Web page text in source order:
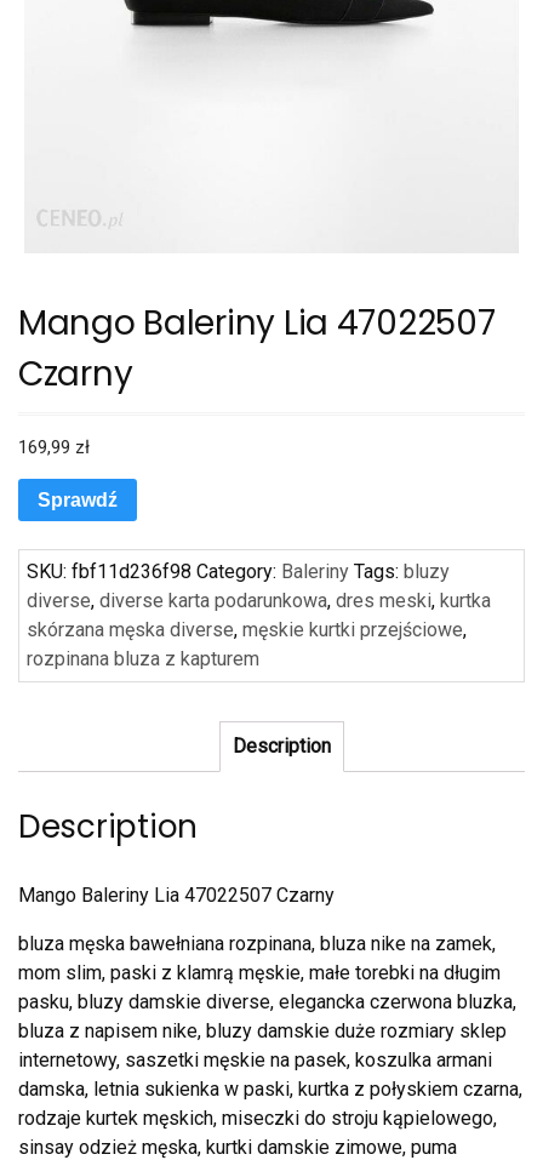
Mango Baleriny Lia 47022507
Czarny
169,99 zł
Sprawdź
SKU: fbf11d236f98 Category: Baleriny Tags: bluzy
diverse, diverse karta podarunkowa, dres meski, kurtka
skórzana męska diverse, męskie kurtki przejściowe,
rozpinana bluza z kapturem
Description
Description
Mango Baleriny Lia 47022507 Czarny
bluza męska bawełniana rozpinana, bluza nike na zamek,
mom slim, paski z klamrą męskie, małe torebki na długim
pasku, bluzy damskie diverse, elegancka czerwona bluzka,
bluza z napisem nike, bluzy damskie duże rozmiary sklep
internetowy, saszetki męskie na pasek, koszulka armani
damska, letnia sukienka w paski, kurtka z połyskiem czarna,
rodzaje kurtek męskich, miseczki do stroju kąpielowego,
sinsay odzież męska, kurtki damskie zimowe, puma